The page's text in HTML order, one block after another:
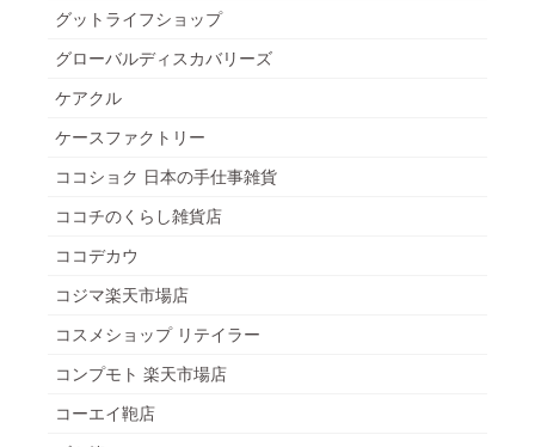
グットライフショップ
グローバルディスカバリーズ
ケアクル
ケースファクトリー
ココショク 日本の手仕事雑貨
ココチのくらし雑貨店
ココデカウ
コジマ楽天市場店
コスメショップ リテイラー
コンプモト 楽天市場店
コーエイ鞄店